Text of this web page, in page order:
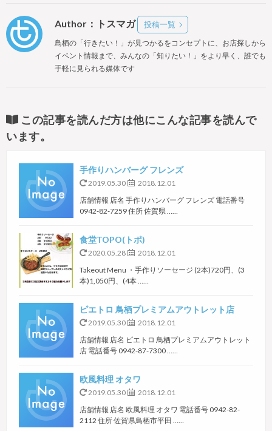
Author：トスマガ 投稿一覧
鳥栖の「行きたい！」が見つかるをコンセプトに、お店探しから
イベント情報まで、みんなの「知りたい！」をより早く、誰でも
手軽に見られる媒体です
この記事を読んだ方は他にこんな記事を読んで
います。
手作りハンバーグ フレンズ
2019.05.30
2018.12.01
店舗情報 店名 手作りハンバーグ フレンズ 電話番号
0942-82-7259 住所 佐賀県 ……
食堂TOPO(トポ)
2020.05.28
2018.12.01
Takeout Menu ・手作りソーセージ (2本)720円、(3
本)1,050円、(4本 ……
ピエトロ 鳥栖プレミアムアウトレット店
2019.05.30
2018.12.01
店舗情報 店名 ピエトロ 鳥栖プレミアムアウトレット
店 電話番号 0942-87-7300 ……
欧風料理 オタワ
2019.05.30
2018.12.01
店舗情報 店名 欧風料理 オタワ 電話番号 0942-82-
2112 住所 佐賀県鳥栖市平田 ……